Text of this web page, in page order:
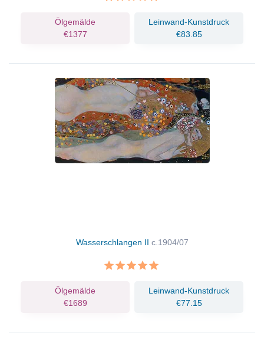
Ölgemälde
€1377
Leinwand-Kunstdruck
€83.85
Wasserschlangen II c.1904/07
Ölgemälde
€1689
Leinwand-Kunstdruck
€77.15